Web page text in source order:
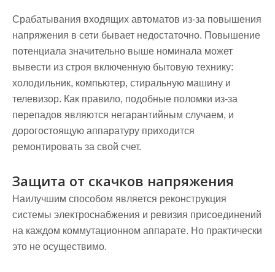
Срабатывания входящих автоматов из-за повышения
напряжения в сети бывает недостаточно. Повышение
потенциала значительно выше номинала может
вывести из строя включенную бытовую технику:
холодильник, компьютер, стиральную машину и
телевизор. Как правило, подобные поломки из-за
перепадов являются негарантийным случаем, и
дорогостоящую аппаратуру приходится
ремонтировать за свой счет.
Защита от скачков напряжения
Наилучшим способом является реконструкция
системы электроснабжения и ревизия присоединений
на каждом коммутационном аппарате. Но практически
это не осуществимо.